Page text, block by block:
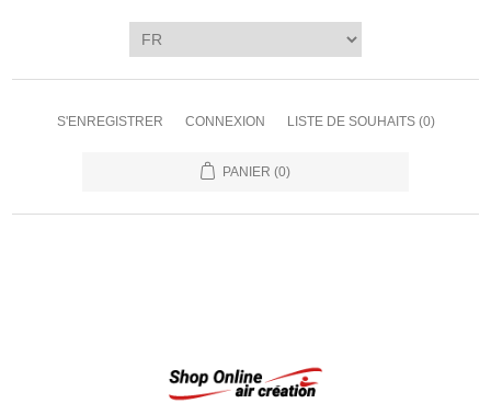
S'ENREGISTRER CONNEXION LISTE DE SOUHAITS (0)
PANIER (0)